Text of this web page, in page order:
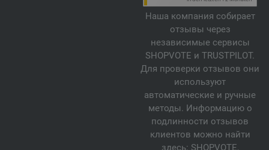
Наша компания собирает
отзывы через
независимые сервисы
SHOPVOTE и TRUSTPILOT.
Для проверки отзывов они
используют
автоматические и ручные
методы. Информацию о
подлинности отзывов
клиентов можно найти
здесь: SHOPVOTE,